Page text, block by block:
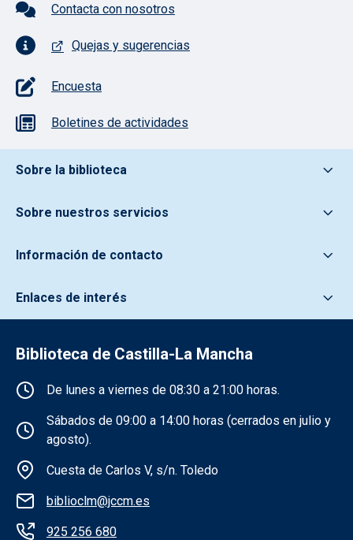
Contacta con nosotros
Quejas y sugerencias
Encuesta
Boletines de actividades
Pie de pagina información
Sobre la biblioteca
Sobre nuestros servicios
Información de contacto
Enlaces de interés
Biblioteca de Castilla-La Mancha
Información de la institución
De lunes a viernes de 08:30 a 21:00 horas.
Sábados de 09:00 a 14:00 horas (cerrados en julio y
agosto).
Cuesta de Carlos V, s/n. Toledo
biblioclm@jccm.es
925 256 680